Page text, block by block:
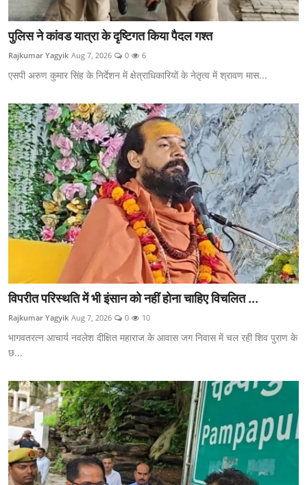
पुलिस ने कांवड यात्रा के दृष्टिगत किया पैदल गश्त
Rajkumar Yagyik Aug 7, 2026 0 6
एसपी अरुण कुमार सिंह के निर्देशन में क्षेत्राधिकारियों के नेतृत्व में श्रावण मास...
विपरीत परिस्थति में भी इंसान को नहीं होना चाहिए विचलित ...
Rajkumar Yagyik Aug 7, 2026 0 10
भागवतरत्न आचार्य नवलेश दीक्षित महाराज के आवास जग निवास में चल रही शिव पुराण के
छ...